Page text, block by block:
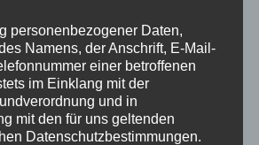
Flug. Als Abschluss erhalten alle
Fläschli Buure Brand überreicht.
personenbezogener Daten,
Namens, der Anschrift, E-Mail-
einer betroffenen
im Einklang mit der
und in
mit den für uns geltenden
Datenschutzbestimmungen.